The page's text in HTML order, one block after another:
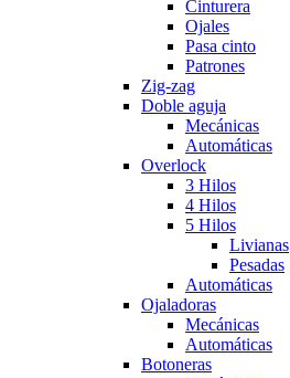
Cinturera
Ojales
Pasa cinto
Patrones
Zig-zag
Doble aguja
Mecánicas
Automáticas
Overlock
3 Hilos
4 Hilos
5 Hilos
Livianas
Pesadas
Automáticas
Ojaladoras
Mecánicas
Automáticas
Botoneras